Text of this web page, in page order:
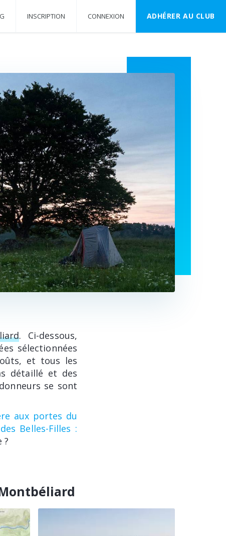
INSCRIPTION CONNEXION ADHÉRER AU CLUB
. Ci-dessous,
sélectionnées
et tous les
détaillé et des
se sont
aux portes du
Belles-Filles :
?